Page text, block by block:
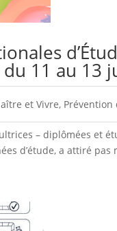
11 au 13
et Vivre, Prévention
– diplômées et
d’étude, a attiré pas